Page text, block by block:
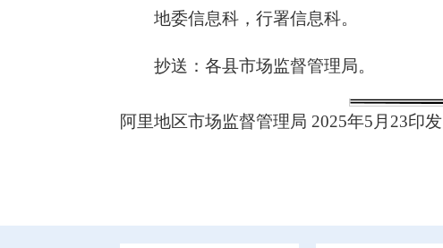
地委信息科，行署信息科。
抄送：各县市场监督管理局。
阿里地区市场监督管理局 2025年5月23印发